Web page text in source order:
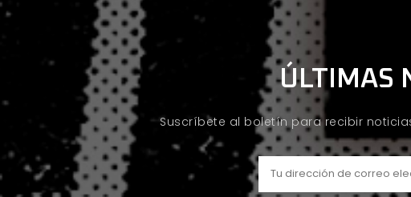
ÚLTIMAS
Suscríbete al boletín para recibir